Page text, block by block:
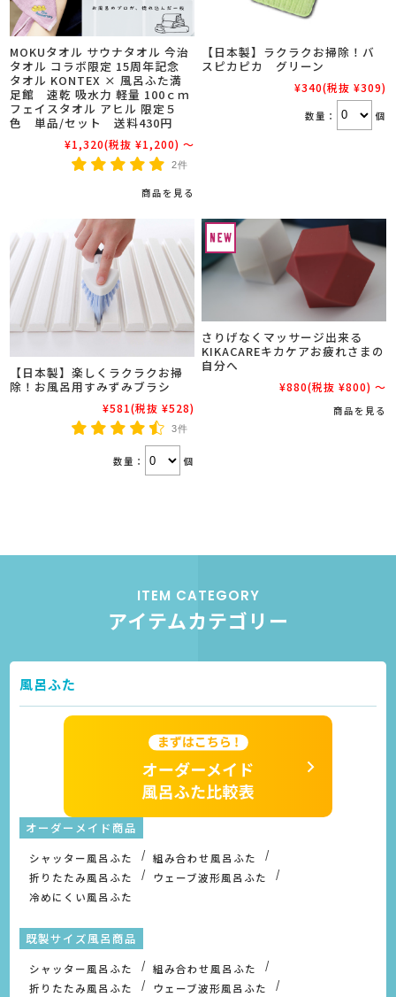
MOKUタオル サウナタオル 今治
タオル コラボ限定 15周年記念
タオル KONTEX × 風呂ふた満
足館 速乾 吸水力 軽量 100ｃｍ
フェイスタオル アヒル 限定５
色 単品/セット 送料430円
¥1,320(税抜 ¥1,200) ～
2件
商品を見る
【日本製】ラクラクお掃除！バ
スピカピカ グリーン
¥340(税抜 ¥309)
数量： 個
【日本製】楽しくラクラクお掃
除！お風呂用すみずみブラシ
¥581(税抜 ¥528)
3件
数量： 個
さりげなくマッサージ出来る
KIKACAREキカケアお疲れさまの
自分へ
¥880(税抜 ¥800) ～
商品を見る
ITEM CATEGORY
アイテムカテゴリー
風呂ふた
オーダーメイド商品
シャッター風呂ふた
組み合わせ風呂ふた
折りたたみ風呂ふた
ウェーブ波形風呂ふた
冷めにくい風呂ふた
既製サイズ風呂商品
シャッター風呂ふた
組み合わせ風呂ふた
折りたたみ風呂ふた
ウェーブ波形風呂ふた